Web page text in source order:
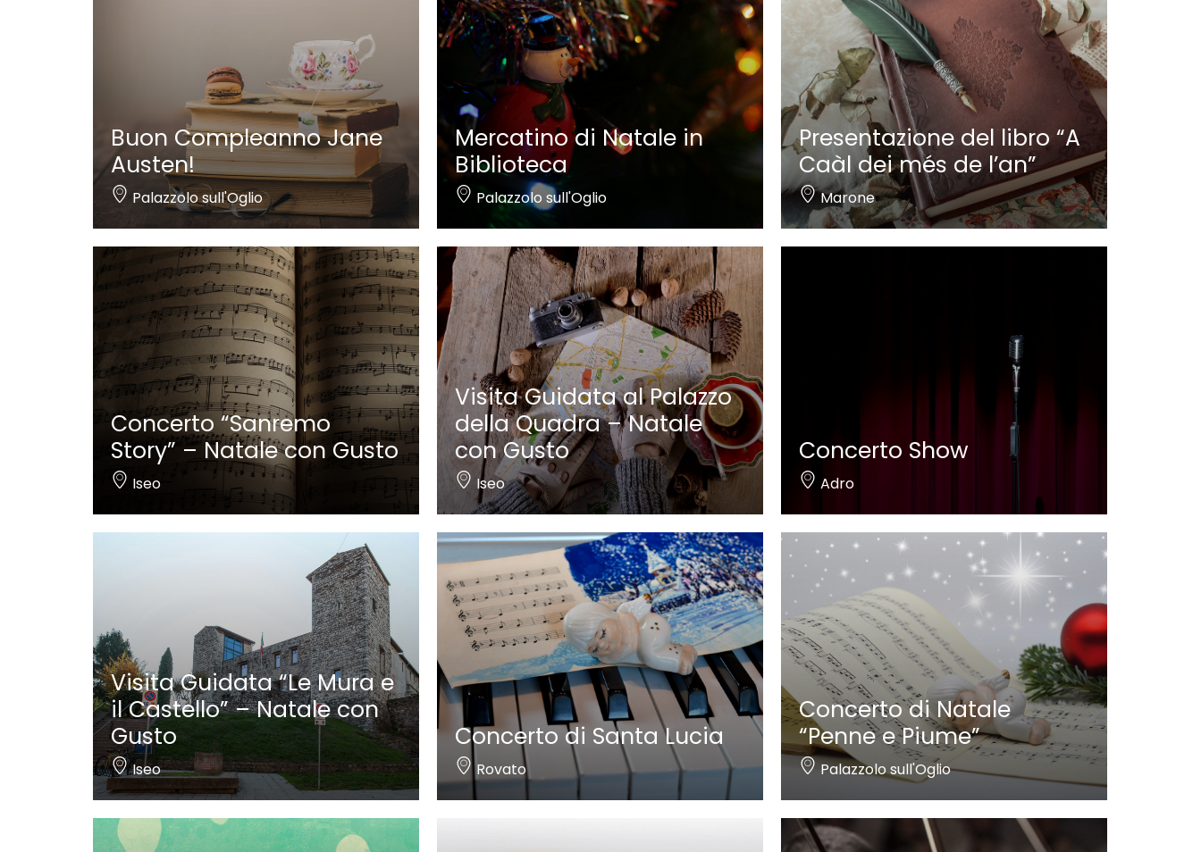
Buon Compleanno Jane
Austen!
Palazzolo sull'Oglio
Mercatino di Natale in
Biblioteca
Palazzolo sull'Oglio
Presentazione del libro “A
Caàl dei més de l’an”
Marone
Concerto “Sanremo
Story” – Natale con Gusto
Iseo
Visita Guidata al Palazzo
della Quadra – Natale
con Gusto
Iseo
Concerto Show
Adro
Visita Guidata “Le Mura e
il Castello” – Natale con
Gusto
Iseo
Concerto di Santa Lucia
Rovato
Concerto di Natale
“Penne e Piume”
Palazzolo sull'Oglio